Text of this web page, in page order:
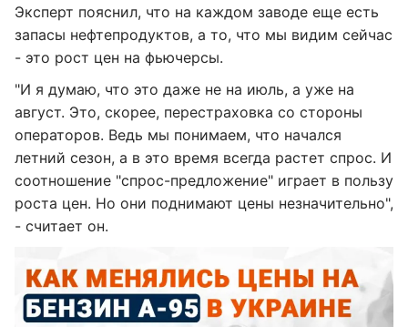
Эксперт пояснил, что на каждом заводе еще есть
запасы нефтепродуктов, а то, что мы видим сейчас
- это рост цен на фьючерсы.
"И я думаю, что это даже не на июль, а уже на
август. Это, скорее, перестраховка со стороны
операторов. Ведь мы понимаем, что начался
летний сезон, а в это время всегда растет спрос. И
соотношение "спрос-предложение" играет в пользу
роста цен. Но они поднимают цены незначительно",
- считает он.